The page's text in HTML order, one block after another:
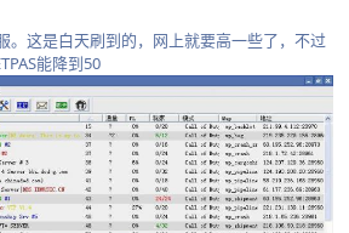
。这是白天刷到的，网上就要高一些了，不过
能降到50